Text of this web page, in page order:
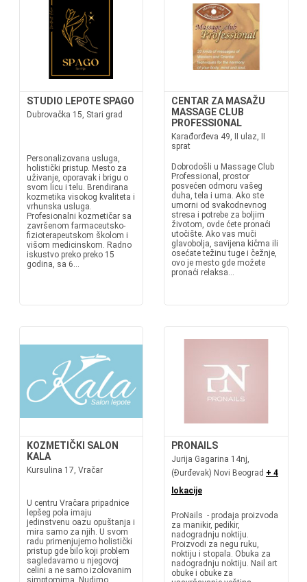
STUDIO LEPOTE SPAGO
Dubrovačka 15, Stari grad
Personalizovana usluga,
holistički pristup. Mesto za
uživanje, oporavak i brigu o
svom licu i telu. Brendirana
kozmetika visokog kvaliteta i
vrhunska usluga.
Profesionalni kozmetičar sa
završenom farmaceutsko-
fizioterapeutskom školom i
višom medicinskom. Radno
iskustvo preko preko 15
godina, sa 6...
CENTAR ZA MASAŽU
MASSAGE CLUB
PROFESSIONAL
Karađorđeva 49, II ulaz, II
sprat
Dobrodošli u Massage Club
Professional, prostor
posvećen odmoru vašeg
duha, tela i uma. Ako ste
umorni od svakodnevnog
stresa i potrebe za boljim
životom, ovde ćete pronaći
utočište. Ako vas muči
glavobolja, savijena kičma ili
osećate težinu tuge i čežnje,
ovo je mesto gde možete
pronaći relaksa...
KOZMETIČKI SALON
KALA
Kursulina 17, Vračar
U centru Vračara pripadnice
lepšeg pola imaju
jedinstvenu oazu opuštanja i
mira samo za njih. U svom
radu primenjujemo holistički
pristup gde bilo koji problem
sagledavamo u njegovoj
celini a ne samo izolovanim
simptomima. Nudimo
PRONAILS
Jurija Gagarina 14nj,
(Đurđevak) Novi Beograd + 4
lokacije
ProNails - prodaja proizvoda
za manikir, pedikir,
nadogradnju noktiju.
Proizvodi za negu ruku,
noktiju i stopala. Obuka za
nadogradnju noktiju. Nail art
obuke i obuke za